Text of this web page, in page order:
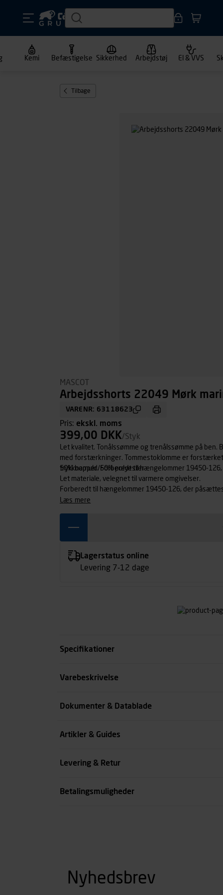
Kemi Befæstigelse Sikkerhed Arbejdstøj El & VVS
Tilbage
MASCOT
Arbejdsshorts 22049 Mørk
VARENR: 63118623
Pris: ekskl. moms
399,00 DKK/Styk
Let kvalitet. Tonålssømme og trenålssømme på
med forstærkninger. Tommestoklomme er
trykknapper. Forberedt til hængelommer 19450-
50% bomuld/50% polyester
Let materiale, velegnet til varmere omgivelser.
Forberedt til hængelommer 19450-126, der
læs mere
Lagerstatus online
Levering 7-12 dage
Specifikationer
Størrelse
Varebeskrivelse
Dokumenter & Datablade
Artikler & Guides
Levering & Retur
Betalingsmuligheder
Nyhedsbrev